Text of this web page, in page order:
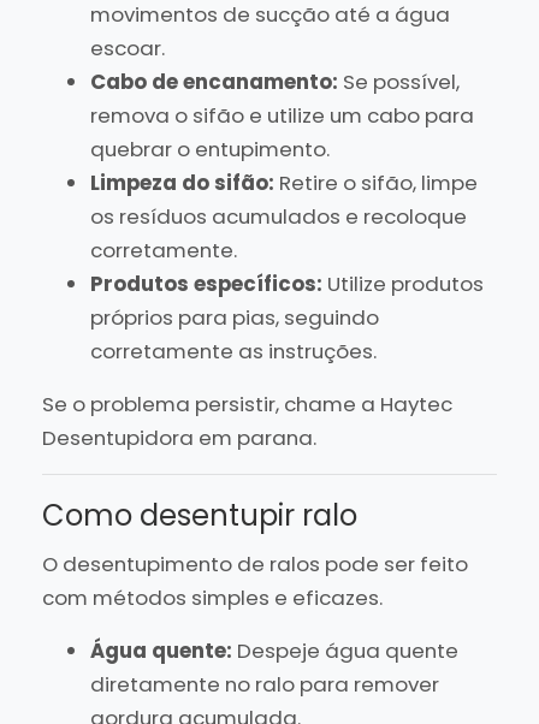
movimentos de sucção até a água
escoar.
Cabo de encanamento: Se possível,
remova o sifão e utilize um cabo para
quebrar o entupimento.
Limpeza do sifão: Retire o sifão, limpe
os resíduos acumulados e recoloque
corretamente.
Produtos específicos: Utilize produtos
próprios para pias, seguindo
corretamente as instruções.
Se o problema persistir, chame a Haytec
Desentupidora em parana.
Como desentupir ralo
O desentupimento de ralos pode ser feito
com métodos simples e eficazes.
Água quente: Despeje água quente
diretamente no ralo para remover